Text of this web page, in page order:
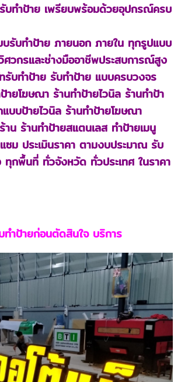
รับทำป้าย เพรียบพร้อมด้วยอุปกรณ์ครบ
รับทำป้าย ภายนอก ภายใน ทุกรูปแบบ
วกรและช่างมืออาชีพประสบการณ์สูง
รับทำป้าย รับทำป้าย แบบครบวงจร
ายโฆษณา ร้านทําป้ายไวนิล ร้านทําป้า
บบป้ายไวนิล ร้านทำป้ายโฆษณา
น ร้านทําป้ายสแตนเลส ทำป้ายเมนู
ม ประเมินราคา ตามงบประมาณ รับ
กพื้นที่ ทั่วจังหวัด ทั่วประเทศ ในราคา
ำป้ายก่อนตัดสินใจ บริการ